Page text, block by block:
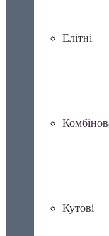
Елітні
Кутові